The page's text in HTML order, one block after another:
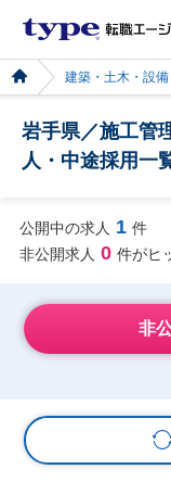
建築・土木・設備
岩手県／施工管
人・中途採用一
公開中の求人 1 件
非公開求人 0 件がヒ
非